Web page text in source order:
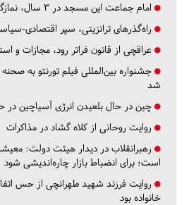
امام جماعت این مسجد در ۳ سال، نمازگزاران را ۴ برابر کرد
راه‌گذرهای ترانزیتی، سپر اقتصادی-
عراقچی از قانون فراتر رود، مجازات و
جشنواره بین‌المللی فیلم تورنتو به
شد
چین در حال بلعیدن انرژی آسیاچین در
روایت روحانی از کلاه گشاد در مذاکرات
رهبرانقلاب در دیدار هیئت دولت:
است؛ برای انضباط بازار چاره‌اندیشی شود
روایت فرزند شهید طهرانچی از حس
خانواده بود